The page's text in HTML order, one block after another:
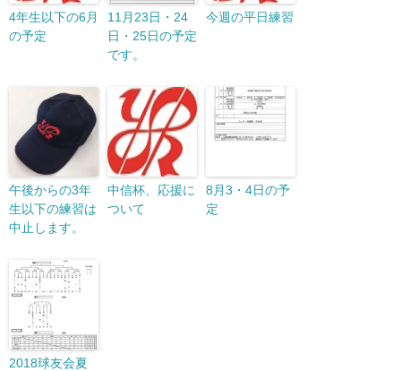
4年生以下の6月
の予定
11月23日・24
日・25日の予定
です。
今週の平日練習
午後からの3年
生以下の練習は
中止します。
中信杯、応援に
ついて
8月3・4日の予
定
2018球友会夏